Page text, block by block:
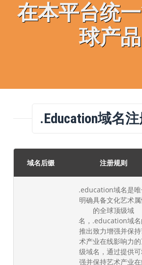
在本平台统
球产品
.education域名
域名后缀 注册规则
.education域名是唯
明确具备文化艺术
的全球顶级域
名，.education域名
推出致力增强并保
术产业在线影响力
级域名，通过提供
强并保持艺术产业